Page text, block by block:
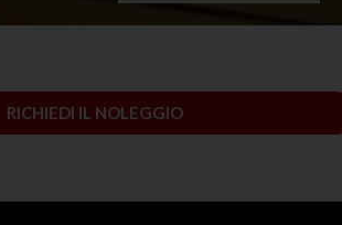
RICHIEDI IL NOLEGGIO